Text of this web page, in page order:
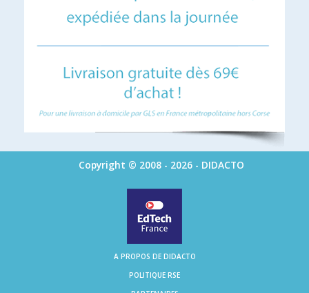
Copyright © 2008 - 2026 - DIDACTO
A PROPOS DE DIDACTO
POLITIQUE RSE